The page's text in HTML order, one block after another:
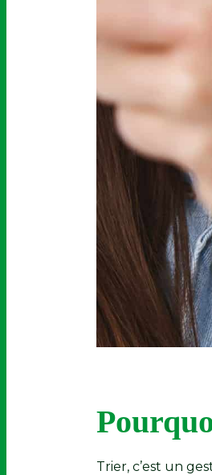
Trier, c’est un